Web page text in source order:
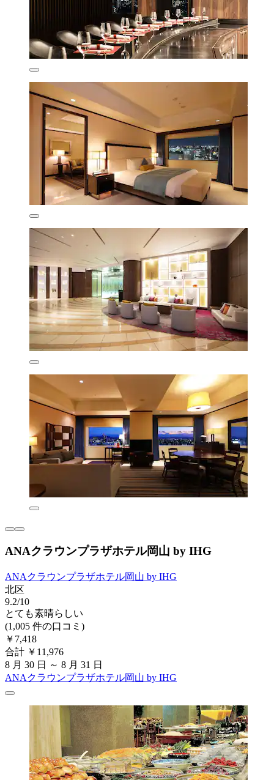
ANAクラウンプラザホテル岡山 by IHG
ANAクラウンプラザホテル岡山 by IHG
北区
9.2/10
とても素晴らしい
(1,005 件の口コミ)
￥7,418
合計 ￥11,976
8 月 30 日 ～ 8 月 31 日
ANAクラウンプラザホテル岡山 by IHG